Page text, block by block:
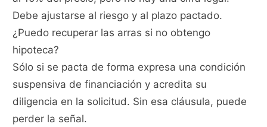
Debe ajustarse al riesgo y al plazo pactado.
¿Puedo recuperar las arras si no obtengo
hipoteca?
Sólo si se pacta de forma expresa una condición
suspensiva de financiación y acredita su
diligencia en la solicitud. Sin esa cláusula, puede
perder la señal.